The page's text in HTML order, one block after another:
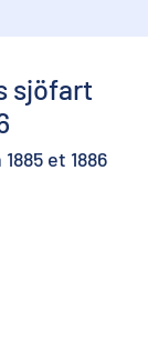
sjöfart
et 1886